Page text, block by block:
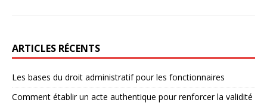
ARTICLES RÉCENTS
Les bases du droit administratif pour les fonctionnaires
Comment établir un acte authentique pour renforcer la validité